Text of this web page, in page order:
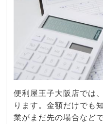
便利屋王子大阪店では
ります。金額だけでも
業がまだ先の場合など